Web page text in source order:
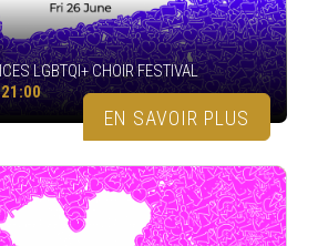
LGBTQI+ CHOIR FESTIVAL
EN SAVOIR PLUS